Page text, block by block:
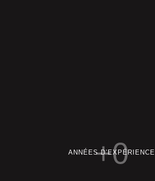
+0
ANNÉES D’EXPÉRIENCE